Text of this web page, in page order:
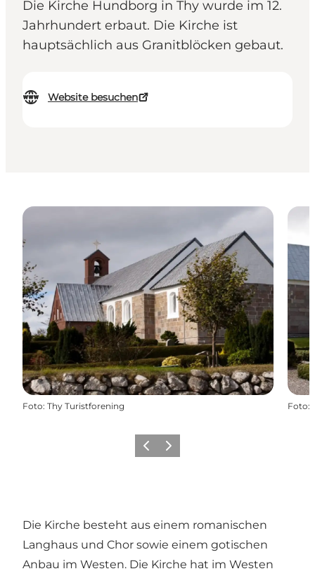
Die Kirche Hundborg in Thy wurde im 12.
Jahrhundert erbaut. Die Kirche ist
hauptsächlich aus Granitblöcken gebaut.
Website besuchen
Foto: Thy Turistforening Foto:
ZurückWeiter
Die Kirche besteht aus einem romanischen
Langhaus und Chor sowie einem gotischen
Anbau im Westen. Die Kirche hat im Westen